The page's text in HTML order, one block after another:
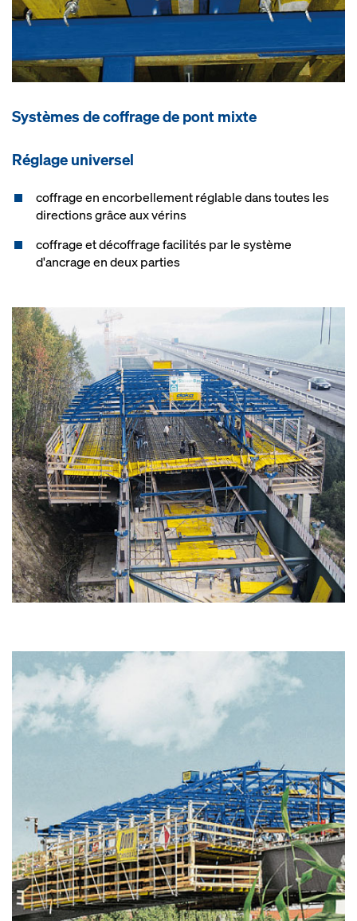
Systèmes de coffrage de pont mixte
Réglage universel
coffrage en encorbellement réglable dans toutes les
directions grâce aux vérins
coffrage et décoffrage facilités par le système
d'ancrage en deux parties